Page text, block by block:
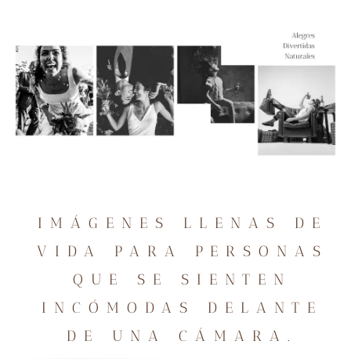
IMÁGENES LLENAS DE
VIDA PARA PERSONAS
QUE SE SIENTEN
INCÓMODAS DELANTE
DE UNA CÁMARA.